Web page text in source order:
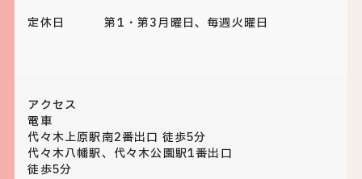
定休日
第1・第3月曜日、毎週火曜日
アクセス
電車
代々木上原駅南2番出口 徒歩5分
代々木八幡駅、代々木公園駅1番出口
徒歩5分